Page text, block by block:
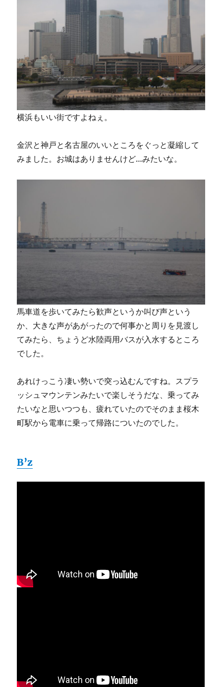
横浜もいい街ですよねぇ。
金沢と神戸と名古屋のいいところをぐっと凝縮して
みました。お城はありませんけど…みたいな。
馬車道を歩いてみたら歓声というか叫び声という
か、大きな声があがったので何事かと周りを見渡し
てみたら、ちょうど水陸両用バスが入水するところ
でした。
あれけっこう凄い勢いで突っ込むんですね。スプラ
ッシュマウンテンみたいで楽しそうだな、乗ってみ
たいなと思いつつも、疲れていたのでそのまま桜木
町駅から電車に乗って帰路についたのでした。
B’z